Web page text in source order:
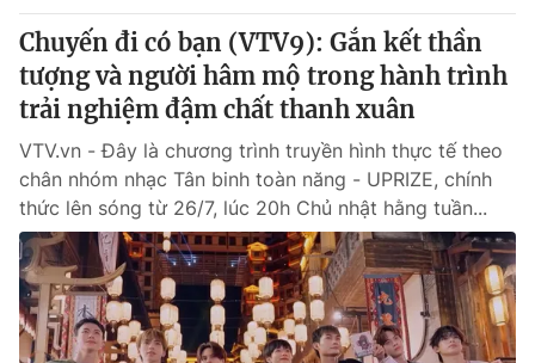
Chuyên mục
Chính trị
Pháp luật
Y tế
Thế giới
Chuyến đi có bạn (VTV9): Gắn kết thần
tượng và người hâm mộ trong hành trình
trải nghiệm đậm chất thanh xuân
VTV.vn - Đây là chương trình truyền hình thực tế theo
chân nhóm nhạc Tân binh toàn năng - UPRIZE, chính
thức lên sóng từ 26/7, lúc 20h Chủ nhật hằng tuần...